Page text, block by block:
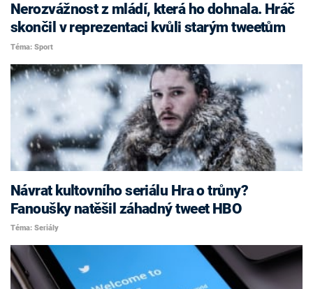
Nerozvážnost z mládí, která ho dohnala. Hráč
skončil v reprezentaci kvůli starým tweetům
Téma: Sport
Návrat kultovního seriálu Hra o trůny?
Fanoušky natěšil záhadný tweet HBO
Téma: Seriály